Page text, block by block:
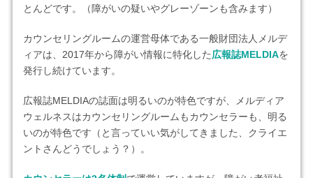
とんどです。（障がいの疑いやグレーゾーンも含みます）
カウンセリングルームの運営母体である一般財団法人メルデ
ィアは、2017年から障がい情報に特化した広報誌MELDIAを
発行し続けています。
広報誌MELDIAの誌面は明るいのが特色ですが、メルディア
ウェルネスはカウンセリングルームもカウンセラーも、明る
いのが特色です（と言っていい気がしてきました、クライエ
ントさんどうでしょう？）。